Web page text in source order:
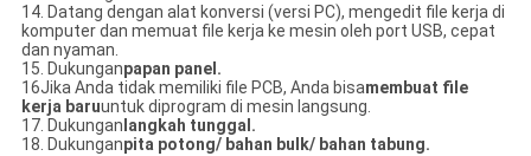
14. Datang dengan alat konversi (versi PC), mengedit file kerja di
komputer dan memuat file kerja ke mesin oleh port USB, cepat
dan nyaman.
15. Dukunganpapan panel.
16Jika Anda tidak memiliki file PCB, Anda bisamembuat file
kerja baruuntuk diprogram di mesin langsung.
17. Dukungan langkah tunggal.
18. Dukunganpita potong/ bahan bulk/ bahan tabung.